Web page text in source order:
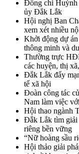
Đồng chí Huỳnh
ủy Đắk Lắk
Hội nghị Ban
xem xét nhiều
Khởi động dự án
thông minh và
Thường trực
các huyện, thị
Đắk Lắk đẩy
tế xã hội
Đoàn công tác
Nam làm việc
Hội thao ngành
Đắk Lắk tìm giải
riêng bền vững
“Nữ hoàng sầu
Hội thảo giải